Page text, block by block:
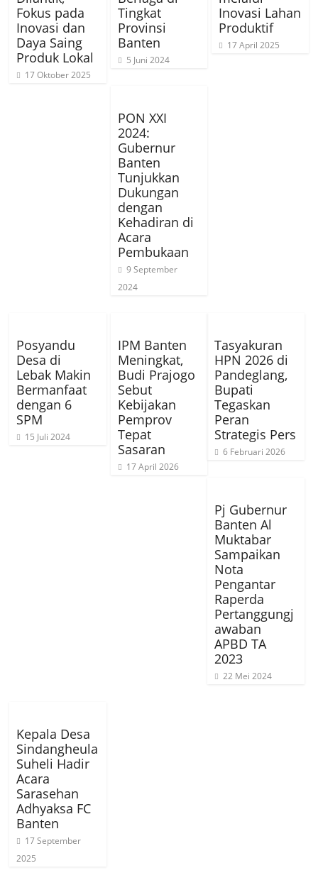
Fokus pada
Inovasi dan
Daya Saing
Produk Lokal
17 Oktober 2025
Tingkat
Provinsi
Banten
5 Juni 2024
Inovasi Lahan
Produktif
17 April 2025
PON XXI
2024:
Gubernur
Banten
Tunjukkan
Dukungan
dengan
Kehadiran di
Acara
Pembukaan
9 September
2024
Posyandu
Desa di
Lebak Makin
Bermanfaat
dengan 6
SPM
15 Juli 2024
IPM Banten
Meningkat,
Budi Prajogo
Sebut
Kebijakan
Pemprov
Tepat
Sasaran
17 April 2026
Tasyakuran
HPN 2026 di
Pandeglang,
Bupati
Tegaskan
Peran
Strategis Pers
6 Februari 2026
Pj Gubernur
Banten Al
Muktabar
Sampaikan
Nota
Pengantar
Raperda
Pertanggungj
awaban
APBD TA
2023
22 Mei 2024
Kepala Desa
Sindangheula
Suheli Hadir
Acara
Sarasehan
Adhyaksa FC
Banten
17 September
2025